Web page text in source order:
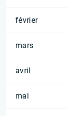
février
mars
avril
mai